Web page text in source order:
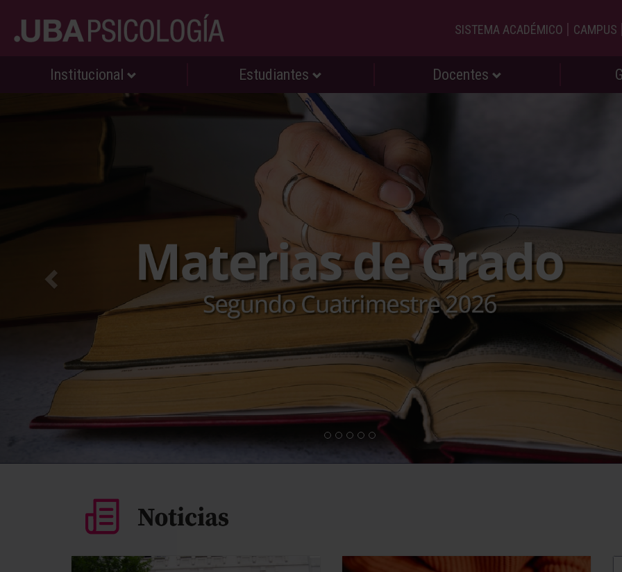
SISTEMA ACADÉMICO | CAMPUS |
Institucional Estudiantes Docentes